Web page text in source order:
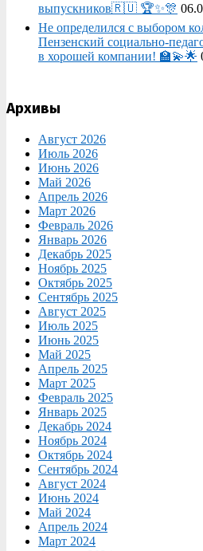
выпускников🇷🇺 🏆✨🎊
Не определился с выбором
Пензенский социально-
в хорошей компании! 🏫💫🌟
Архивы
Август 2026
Июль 2026
Июнь 2026
Май 2026
Апрель 2026
Март 2026
Февраль 2026
Январь 2026
Декабрь 2025
Ноябрь 2025
Октябрь 2025
Сентябрь 2025
Август 2025
Июль 2025
Июнь 2025
Май 2025
Апрель 2025
Март 2025
Февраль 2025
Январь 2025
Декабрь 2024
Ноябрь 2024
Октябрь 2024
Сентябрь 2024
Август 2024
Июнь 2024
Май 2024
Апрель 2024
Март 2024